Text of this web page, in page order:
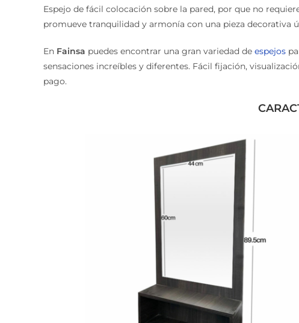
Espejo de fácil colocación sobre la pared, por que no
promueve tranquilidad y armonía con una pieza decorativa
EnFainsapuedes encontrar una gran variedad deespejos
sensaciones increíbles y diferentes. Fácil fijación,
pago.